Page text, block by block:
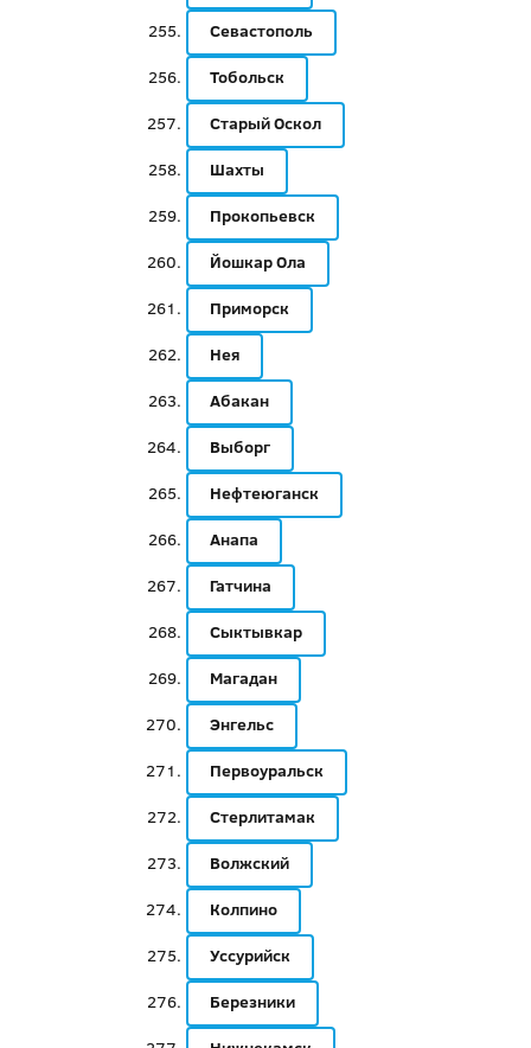
Севастополь
Тобольск
Старый Оскол
Шахты
Прокопьевск
Йошкар Ола
Приморск
Нея
Абакан
Выборг
Нефтеюганск
Анапа
Гатчина
Сыктывкар
Магадан
Энгельс
Первоуральск
Стерлитамак
Волжский
Колпино
Уссурийск
Березники